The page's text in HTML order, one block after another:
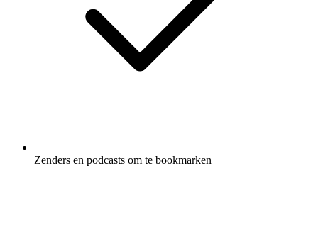
Zenders en podcasts om te bookmarken